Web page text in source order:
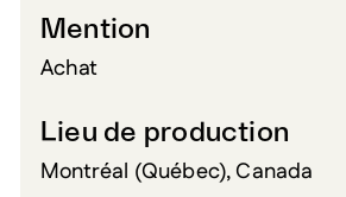
Mention
Achat
Lieu de production
Montréal (Québec), Canada